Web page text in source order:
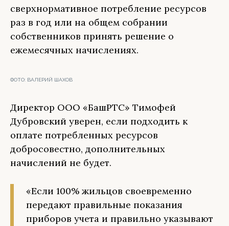
сверхнормативное потребление ресурсов
раз в год или на общем собрании
собственников принять решение о
ежемесячных начислениях.
ФОТО: ВАЛЕРИЙ ШАХОВ
Директор ООО «БашРТС» Тимофей
Дубровский уверен, если подходить к
оплате потребленных ресурсов
добросовестно, дополнительных
начислений не будет.
«Если 100% жильцов своевременно
передают правильные показания
приборов учета и правильно указывают